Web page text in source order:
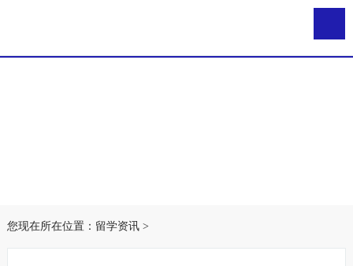
您现在所在位置： 留学资讯>